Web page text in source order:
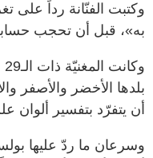
وكتبت الفنّانة رداً
به»، قبل أن تحجب
بلدها الأخضر والأصفر
أن يتفرّد بتفسير ألوان
وسرعان ما ردّ عليها